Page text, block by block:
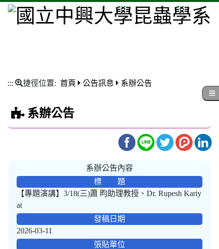
::: 捷徑位置: 首頁 公告訊息 系辦公告
系辦公告
系辦公告內容
標 題
【專題演講】3/18(三)蕭 昀助理教授、Dr. Rupesh Kariy
at
發稿日期
2026-03-11
張貼單位